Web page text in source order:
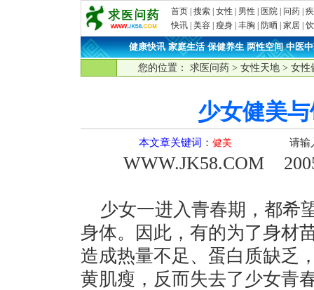
首页 搜索 女性 男性 医院 问药
快讯 美容 瘦身 丰胸 防晒 家居
健康快讯·家庭生活·保健养生·两性空间·中医
您的位置： 求医问药 > 女性天地 > 女性
少女健美
本文章关键词 ： 健美 请输
WWW.JK58.COM
少女一进入青春期，都希
身体。因此，有的为了身材
造成热量不足、蛋白质缺乏
黄肌瘦，反而失去了少女青